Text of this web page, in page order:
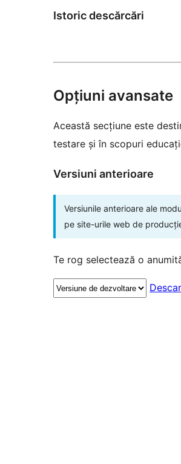
Istoric descărcări
Opțiuni avansate
Această secțiune este
testare și în scopuri
Versiuni anterioare
Versiunile anterioare ale
pe site-urile web de
Te rog selectează o